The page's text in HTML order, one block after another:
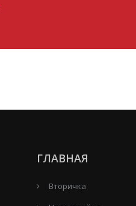
ГЛАВНАЯ
Вторичка